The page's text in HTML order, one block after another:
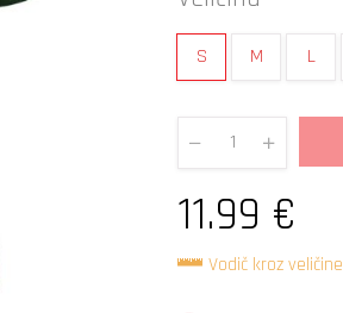
S M L
Quantity
11.99 €
Vodič kroz veličine